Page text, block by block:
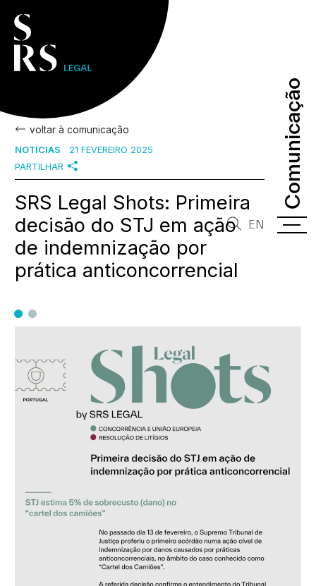
Comunicação
Comunicação
EN
voltar à comunicação
NOTÍCIAS
21 FEVEREIRO 2025
PARTILHAR
SRS Legal Shots: Primeira
decisão do STJ em ação
de indemnização por
prática anticoncorrencial